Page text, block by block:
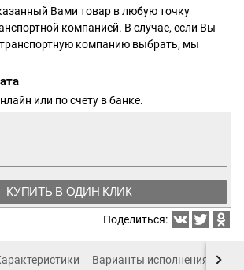
Вами товар в любую точку
компанией. В случае, если Вы
транспортную компанию выбрать, мы
или по счету в банке.
КУПИТЬ В ОДИН КЛИК
Поделиться:
Варианты исполнения